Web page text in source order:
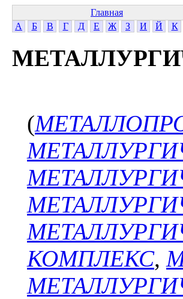
Главная
А
Б В Г Д Е Ж З И Й К
(
КОМПЛЕКС,